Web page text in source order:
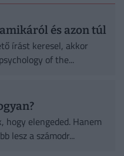
és azon túl
írást keresel, akkor
of the...
hogy elengeded. Hanem
lesz a számodr...